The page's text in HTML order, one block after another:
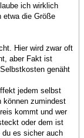
ich wirklich
etwa die Größe
Hier wird zwar oft
aber Fakt ist
genäht
jedem selbst
können zumindest
kommt und wer
oder dem ist
es sicher auch